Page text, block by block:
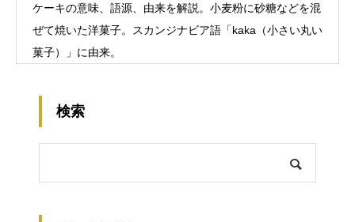
ケーキの意味、語源、由来を解説。小麦粉に砂糖などを混
ぜて焼いた洋菓子。スカンジナビア語「kaka（小さい丸い
菓子）」に由来。
検索